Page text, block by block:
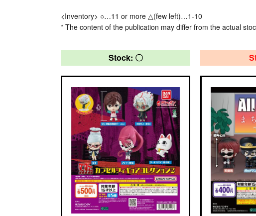
<Inventory> ○…11 or more △(few left)…1-10
* The content of the publication may differ from the actual
Stock: 〇